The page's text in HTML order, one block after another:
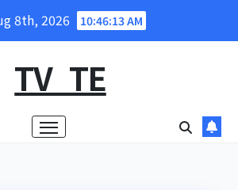
8th, 2026 10:46:14 AM
TV_TE